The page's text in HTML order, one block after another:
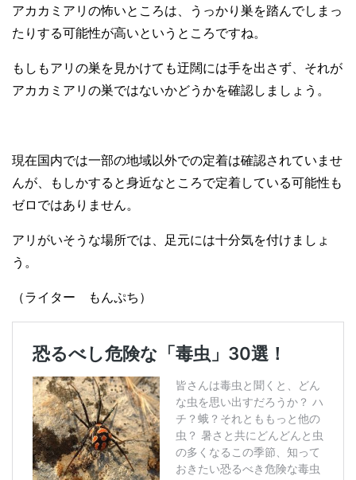
アカカミアリの怖いところは、うっかり巣を踏んでしまっ
たりする可能性が高いというところですね。
もしもアリの巣を見かけても迂闊には手を出さず、それが
アカカミアリの巣ではないかどうかを確認しましょう。
現在国内では一部の地域以外での定着は確認されていませ
んが、もしかすると身近なところで定着している可能性も
ゼロではありません。
アリがいそうな場所では、足元には十分気を付けましょ
う。
（ライター もんぷち）